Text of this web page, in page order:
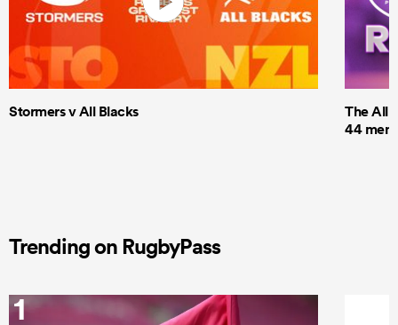
Stormers v All Blacks
The All
44 men
Trending on RugbyPass
1